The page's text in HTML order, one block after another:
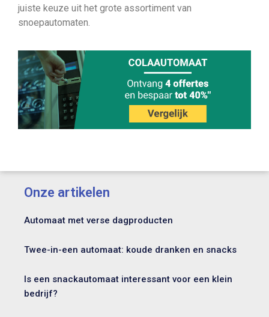
juiste keuze uit het grote assortiment van
snoepautomaten.
Onze artikelen
Automaat met verse dagproducten
Twee-in-een automaat: koude dranken en snacks
Is een snackautomaat interessant voor een klein
bedrijf?